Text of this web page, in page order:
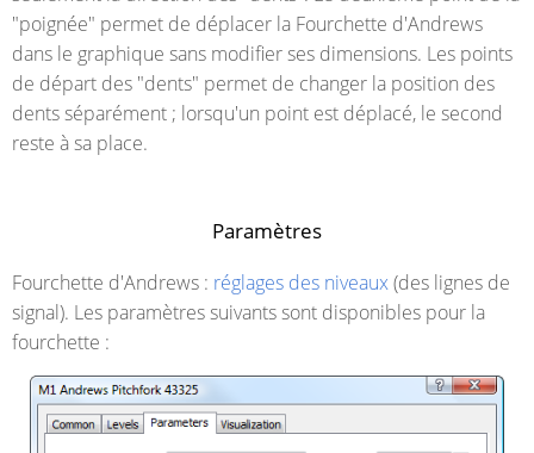
"poignée" permet de déplacer la Fourchette d'Andrews
dans le graphique sans modifier ses dimensions. Les points
de départ des "dents" permet de changer la position des
dents séparément ; lorsqu'un point est déplacé, le second
reste à sa place.
Paramètres
Fourchette d'Andrews : réglages des niveaux(des lignes de
signal). Les paramètres suivants sont disponibles pour la
fourchette :